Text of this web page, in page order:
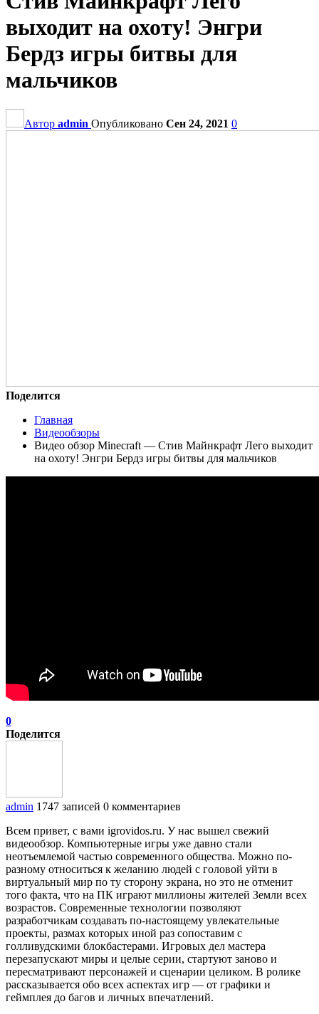
выходит на охоту! Энгри
Бердз игры битвы для
мальчиков
Автор admin Опубликовано Сен 24, 2021 0
Поделится
Главная
Видеообзоры
Видео обзор Minecraft — Стив Майнкрафт Лего выходит
на охоту! Энгри Бердз игры битвы для мальчиков
0
Поделится
admin 1747 записей 0 комментариев
Всем привет, с вами igrovidos.ru. У нас вышел свежий
видеообзор. Компьютерные игры уже давно стали
неотъемлемой частью современного общества. Можно по-
разному относиться к желанию людей с головой уйти в
виртуальный мир по ту сторону экрана, но это не отменит
того факта, что на ПК играют миллионы жителей Земли всех
возрастов. Современные технологии позволяют
разработчикам создавать по-настоящему увлекательные
проекты, размах которых иной раз сопоставим с
голливудскими блокбастерами. Игровых дел мастера
перезапускают миры и целые серии, стартуют заново и
пересматривают персонажей и сценарии целиком. В ролике
рассказывается обо всех аспектах игр — от графики и
геймплея до багов и личных впечатлений.